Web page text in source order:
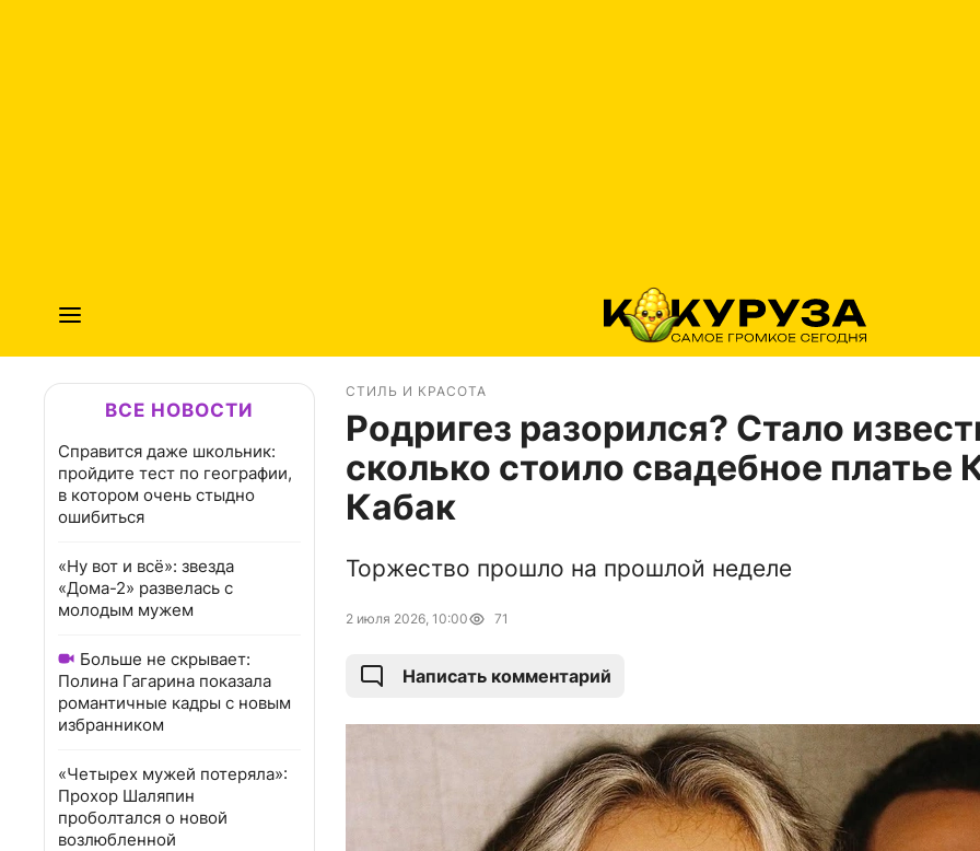
ВСЕ НОВОСТИ
Справится даже школьник:
пройдите тест по географии,
в котором очень стыдно
ошибиться
«Ну вот и всё»: звезда
«Дома-2» развелась с
молодым мужем
Больше не скрывает:
Полина Гагарина показала
романтичные кадры с новым
избранником
«Четырех мужей потеряла»:
Прохор Шаляпин
проболтался о новой
возлюбленной
СТИЛЬ И КРАСОТА
Родригез разорился? Стало
сколько стоило свадебное платье
Кабак
Торжество прошло на прошлой неделе
2 июля 2026, 10:00 71
Написать комментарий